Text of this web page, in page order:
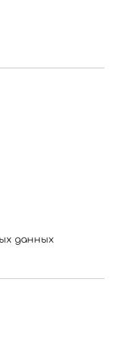
данных